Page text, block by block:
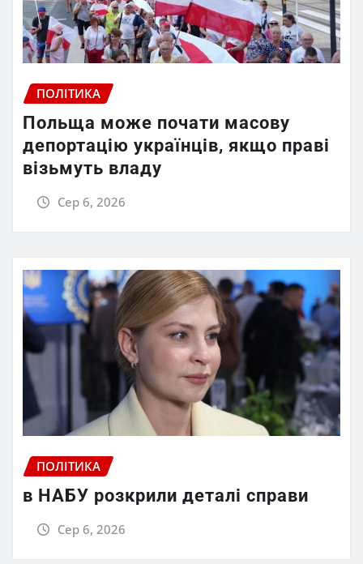
ПОЛІТИКА
Польща може почати масову
депортацію українців, якщо праві
візьмуть владу
Сер 6, 2026
ПОЛІТИКА
в НАБУ розкрили деталі справи
Сер 6, 2026